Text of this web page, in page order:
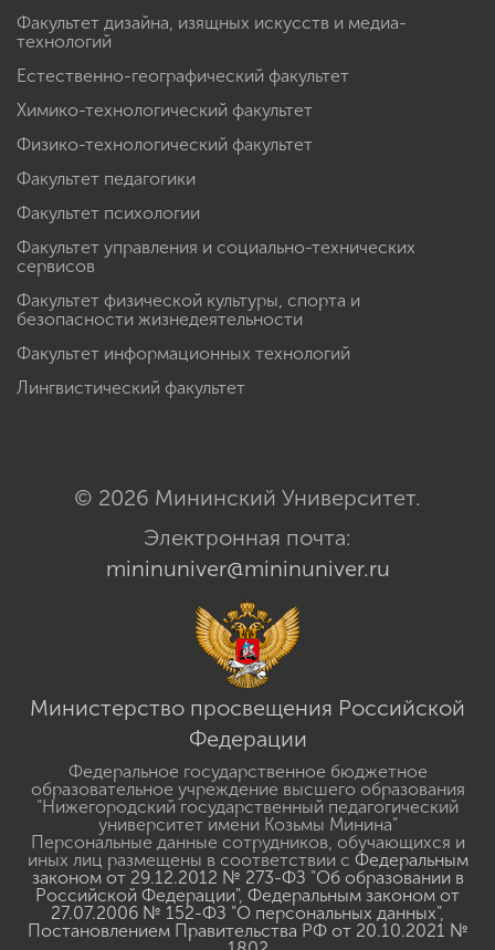
Факультет дизайна, изящных искусств и медиа-
технологий
Естественно-географический факультет
Химико-технологический факультет
Физико-технологический факультет
Факультет педагогики
Факультет психологии
Факультет управления и социально-технических
сервисов
Факультет физической культуры, спорта и
безопасности жизнедеятельности
Факультет информационных технологий
Лингвистический факультет
© 2026 Мининский Университет.
Электронная почта:
mininuniver@mininuniver.ru
Министерство просвещения Российской
Федерации
Федеральное государственное бюджетное
образовательное учреждение высшего образования
"Нижегородский государственный педагогический
университет имени Козьмы Минина"
Персональные данные сотрудников, обучающихся и
иных лиц размещены в соответствии с Федеральным
законом от 29.12.2012 № 273-ФЗ "Об образовании в
Российской Федерации", Федеральным законом от
27.07.2006 № 152-ФЗ "О персональных данных",
Постановлением Правительства РФ от 20.10.2021 №